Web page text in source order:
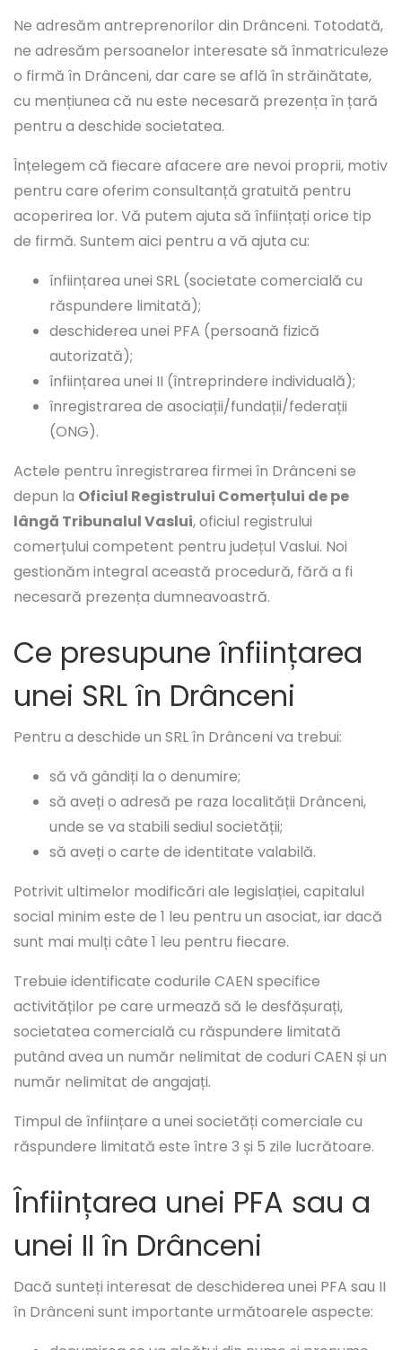
Ne adresăm antreprenorilor din Drânceni. Totodată,
ne adresăm persoanelor interesate să înmatriculeze
o firmă în Drânceni, dar care se află în străinătate,
cu mențiunea că nu este necesară prezența în țară
pentru a deschide societatea.
Înțelegem că fiecare afacere are nevoi proprii, motiv
pentru care oferim consultanță gratuită pentru
acoperirea lor. Vă putem ajuta să înființați orice tip
de firmă. Suntem aici pentru a vă ajuta cu:
înființarea unei SRL (societate comercială cu
răspundere limitată);
deschiderea unei PFA (persoană fizică
autorizată);
înființarea unei II (întreprindere individuală);
înregistrarea de asociații/fundații/federații
(ONG).
Actele pentru înregistrarea firmei în Drânceni se
depun la Oficiul Registrului Comerțului de pe
lângă Tribunalul Vaslui, oficiul registrului
comerțului competent pentru județul Vaslui. Noi
gestionăm integral această procedură, fără a fi
necesară prezența dumneavoastră.
Ce presupune înființarea
unei SRL în Drânceni
Pentru a deschide un SRL în Drânceni va trebui:
să vă gândiți la o denumire;
să aveți o adresă pe raza localității Drânceni,
unde se va stabili sediul societății;
să aveți o carte de identitate valabilă.
Potrivit ultimelor modificări ale legislației, capitalul
social minim este de 1 leu pentru un asociat, iar dacă
sunt mai mulți câte 1 leu pentru fiecare.
Trebuie identificate codurile CAEN specifice
activităților pe care urmează să le desfășurați,
societatea comercială cu răspundere limitată
putând avea un număr nelimitat de coduri CAEN și un
număr nelimitat de angajați.
Timpul de înființare a unei societăți comerciale cu
răspundere limitată este între 3 și 5 zile lucrătoare.
Înființarea unei PFA sau a
unei II în Drânceni
Dacă sunteți interesat de deschiderea unei PFA sau II
în Drânceni sunt importante următoarele aspecte: